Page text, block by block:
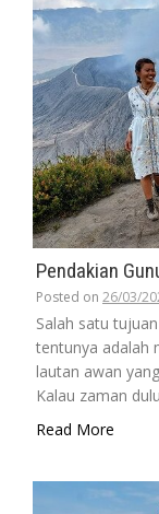
Pendakian
Posted on 26/03/
Salah satu
tentunya adalah
lautan awan
Kalau zaman
Read More